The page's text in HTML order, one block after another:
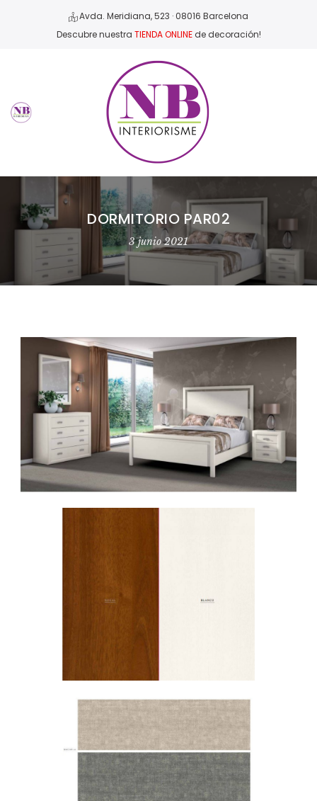
Avda. Meridiana, 523 · 08016 Barcelona
Descubre nuestra TIENDA ONLINEde decoración!
DORMITORIO PAR02
3 junio 2021